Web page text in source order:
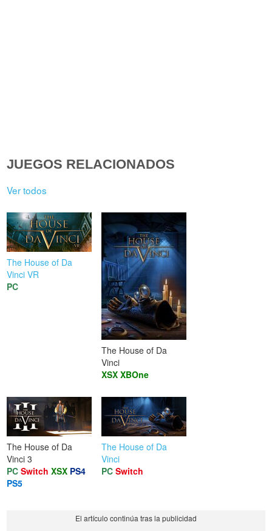
JUEGOS RELACIONADOS
Ver todos
The House of Da
Vinci VR
PC
The House of Da
Vinci
XSX XBOne
The House of Da
Vinci 3
PC Switch XSX PS4
PS5
The House of Da
Vinci
PC Switch